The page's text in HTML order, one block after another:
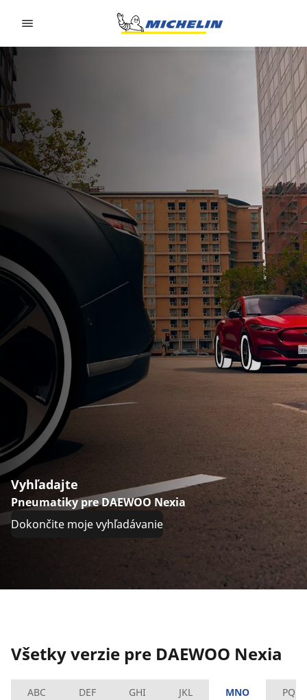
Vyhľadajte
Pneumatiky pre DAEWOO Nexia
Dokončite moje vyhľadávanie
Všetky verzie pre DAEWOO Nexia
ABC DEF GHI JKL MNO PQRS